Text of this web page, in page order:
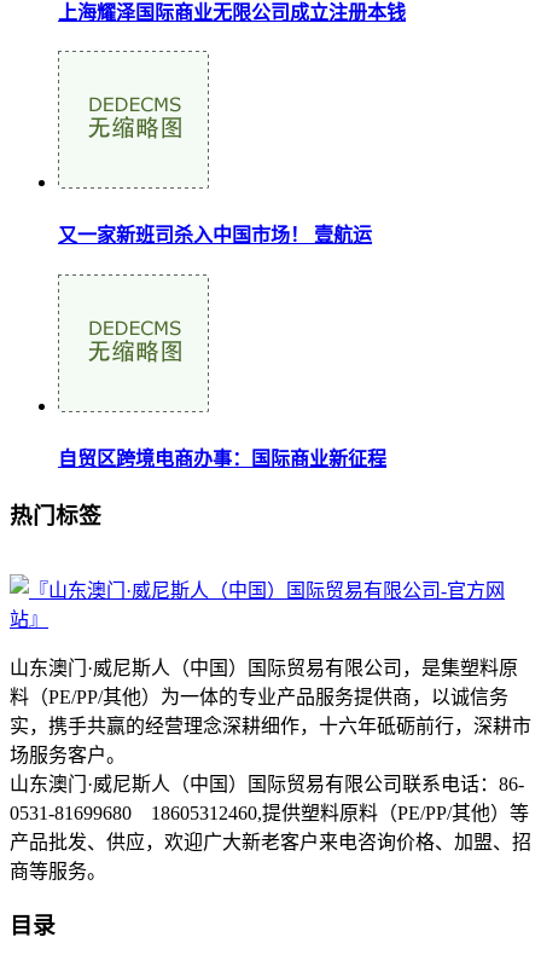
上海耀泽国际商业无限公司成立注册本钱
又一家新班司杀入中国市场！ 壹航运
自贸区跨境电商办事：国际商业新征程
热门标签
山东澳门·威尼斯人（中国）国际贸易有限公司，是集塑料原
料（PE/PP/其他）为一体的专业产品服务提供商，以诚信务
实，携手共赢的经营理念深耕细作，十六年砥砺前行，深耕市
场服务客户。
山东澳门·威尼斯人（中国）国际贸易有限公司联系电话：86-
0531-81699680 18605312460,提供塑料原料（PE/PP/其他）等
产品批发、供应，欢迎广大新老客户来电咨询价格、加盟、招
商等服务。
目录